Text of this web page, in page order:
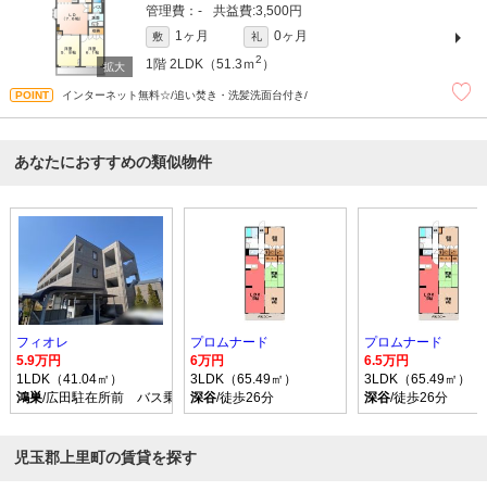
- 3,500円
敷 1ヶ月 礼
0ヶ月
1階 2LDK（51.3ｍ2 ）
インターネット無料☆/追い焚き・洗髪洗面台付き/
あなたにおすすめの類似物件
フィオレ
5.9万円
1LDK（41.04㎡）
鴻巣/広田駐在所前 バス乗車時間23分 停歩7分
プロムナード
6万円
3LDK（65.49㎡）
深谷/徒歩26分
プロムナード
6.5万円
3LDK（65.49㎡）
深谷/徒歩26分
児玉郡上里町の賃貸を探す